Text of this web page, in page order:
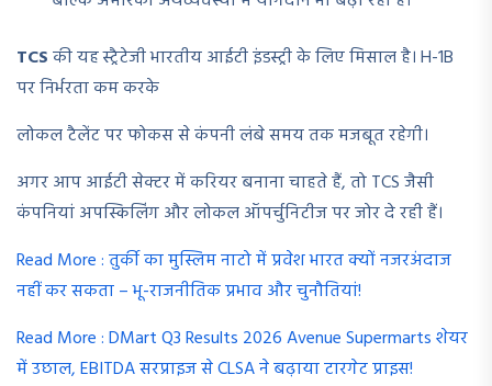
TCSकी यह स्ट्रैटेजी भारतीय आईटी इंडस्ट्री के लिए मिसाल है। H-1B
पर निर्भरता कम करके
लोकल टैलेंट पर फोकस से कंपनी लंबे समय तक मजबूत रहेगी।
अगर आप आईटी सेक्टर में करियर बनाना चाहते हैं, तो TCS जैसी
कंपनियां अपस्किलिंग और लोकल ऑपर्चुनिटीज पर जोर दे रही हैं।
Read More : तुर्की का मुस्लिम नाटो में प्रवेश भारत क्यों नजरअंदाज
नहीं कर सकता – भू-राजनीतिक प्रभाव और चुनौतियां!
Read More : DMart Q3 Results 2026 Avenue Supermarts शेयर
में उछाल, EBITDA सरप्राइज से CLSA ने बढ़ाया टारगेट प्राइस!